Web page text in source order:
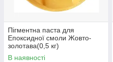
Пігментна паста для
Епоксидної смоли Жовто-
золотава(0,5 кг)
В наявності